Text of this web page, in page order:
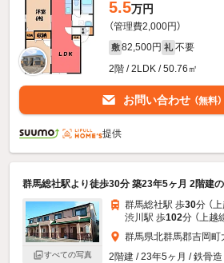
5.5万円
（管理費2,000円）
敷 82,500円 礼 不要
2階 / 2LDK / 50.76㎡
お問い合わせ （無料）
提供
群馬総社駅より徒歩30分 築23年5ヶ月 2階建
すべての写真
群馬総社駅 歩30分 （上
渋川駅 歩102分 （上越
群馬県北群馬郡吉岡町
2階建 / 23年5ヶ月 / 鉄骨造